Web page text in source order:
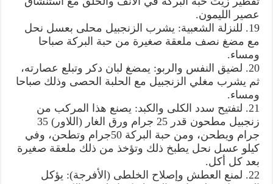
عصير الليمون.
19. للنزلة الشعبية: يشرب الزنجبيل محلى بعسل نحل
مع مضغ نصف ملعقة صغيرة من حبة البركة صباحا
ومساء.
20. لضيق النفس والربو: يمضغ لبان دكر وتبلع عصارته،
ثم يشرب مغلي الزنجبيل مع الحلبة الحصى وذلك صباحا
ومساء.
21. لتفتيح سدد الكلى والكبد: يصنع هذا المركب من
زنجبيل مطحون قدر 25 جرام ورق الغار (اللاور) 35
جرام ويطحن، ومن حبة البركة 50جرام وتطحن، وفي
كيلو عسل نحل يطبخ ذلك وتؤخذ من ذلك ملعقة صغيرة
بعد كل أكل.
22. لمنع العطش وإصلاح الخلطى (الأفرجة): يؤكل